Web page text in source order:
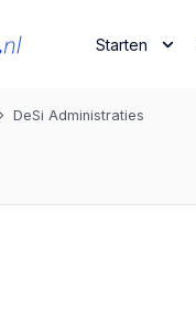
Starten
DeSi Administraties